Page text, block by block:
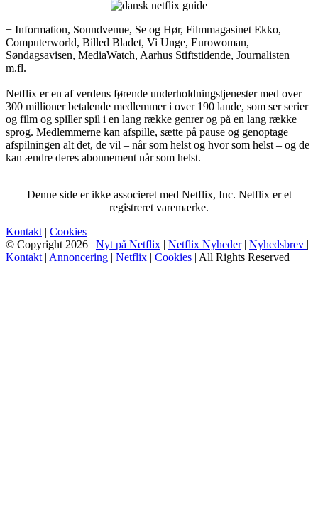
+ Information, Soundvenue, Se og Hør, Filmmagasinet Ekko,
Computerworld, Billed Bladet, Vi Unge, Eurowoman,
Søndagsavisen, MediaWatch, Aarhus Stiftstidende, Journalisten
m.fl.
Netflix er en af verdens førende underholdningstjenester med over
300 millioner betalende medlemmer i over 190 lande, som ser serier
og film og spiller spil i en lang række genrer og på en lang række
sprog. Medlemmerne kan afspille, sætte på pause og genoptage
afspilningen alt det, de vil – når som helst og hvor som helst – og de
kan ændre deres abonnement når som helst.
Denne side er ikke associeret med Netflix, Inc. Netflix er et
registreret varemærke.
Kontakt | Cookies
© Copyright 2026 | Nyt på Netflix | Netflix Nyheder| Nyhedsbrev |
Kontakt | Annoncering | Netflix | Cookies | All Rights Reserved